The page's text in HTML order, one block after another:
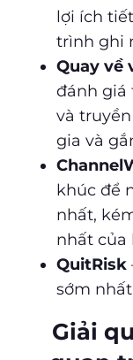
lợi ích
trình ghi
Quay về
đánh giá
và
gia và
khúc để
nhất,
nhất của
QuitRisk
sớm nhất
Giải